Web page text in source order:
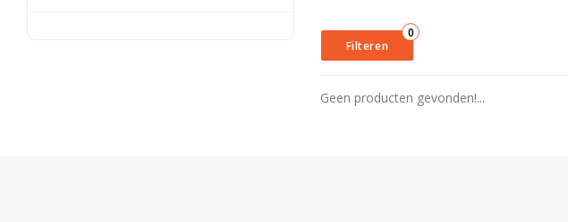
Filteren
0
Geen producten gevonden!...